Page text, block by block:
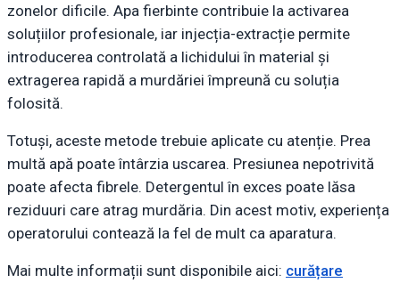
zonelor dificile. Apa fierbinte contribuie la activarea
soluțiilor profesionale, iar injecția-extracție permite
introducerea controlată a lichidului în material și
extragerea rapidă a murdăriei împreună cu soluția
folosită.
Totuși, aceste metode trebuie aplicate cu atenție. Prea
multă apă poate întârzia uscarea. Presiunea nepotrivită
poate afecta fibrele. Detergentul în exces poate lăsa
reziduuri care atrag murdăria. Din acest motiv, experiența
operatorului contează la fel de mult ca aparatura.
Mai multe informații sunt disponibile aici: curățare